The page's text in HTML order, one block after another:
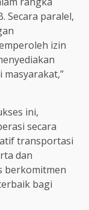
Secara paralel,
izin
masyarakat,”
ini,
secara
transportasi
dan
berkomitmen
bagi